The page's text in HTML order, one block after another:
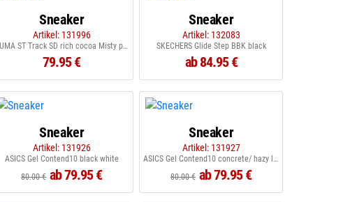
Sneaker
Artikel: 131996
PUMA ST Track SD rich cocoa Misty pink
79.95 €
Sneaker
Artikel: 132083
SKECHERS Glide Step BBK black
ab 84.95 €
Sneaker
Artikel: 131926
ASICS Gel Contend10 black white
80.00 € ab 79.95 €
Sneaker
Artikel: 131927
ASICS Gel Contend10 concrete/ hazy lilac
80.00 € ab 79.95 €